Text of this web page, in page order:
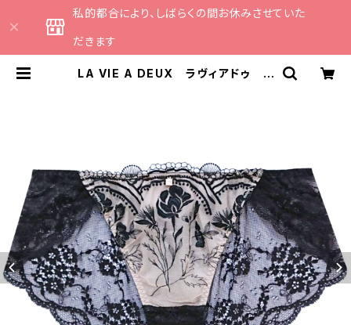
私的都合により、しばらくの間お休みさせていた
だきます
LA VIE A DEUX ラヴィアドゥ ミ